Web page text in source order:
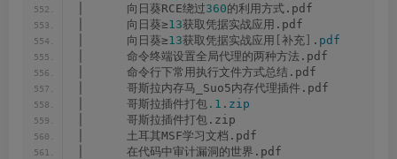
│      向日葵RCE绕过360的利用方式.pdf
│      向日葵≥13获取凭据实战应用.pdf
│      向日葵≥13获取凭据实战应用 补充 . pdf
│      命令终端设置全局代理的两种方法.pdf
│      命令行下常用执行文件方式总结.pdf
│      哥斯拉内存马_Suo5内存代理插件.pdf
│      哥斯拉插件打包 .1 . zip
│      哥斯拉插件打包.zip
│      土耳其MSF学习文档.pdf
│      在代码中审计漏洞的世界.pdf